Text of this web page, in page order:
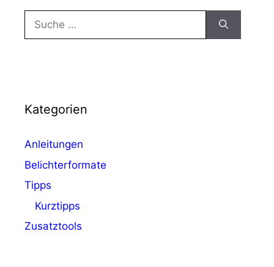
Suche
nach:
Kategorien
Anleitungen
Belichterformate
Tipps
Kurztipps
Zusatztools